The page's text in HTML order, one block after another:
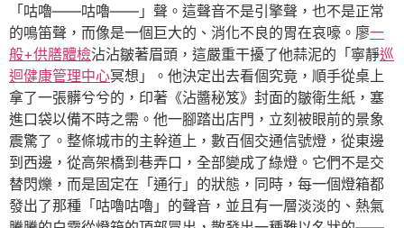
「咕嚕——咕嚕——」聲。這聲音不是引擎聲，也不是正常
的鳴笛聲，而像是一個巨大的、消化不良的胃在哀嚎。廖一
般+供膳體檢沾沾皺著眉頭，這嚴重干擾了他蒜泥的「寧靜巡
迴健康管理中心冥想」。他決定出去看個究竟，順手從桌上
拿了一張髒兮兮的，印著《沾醬秘笈》封面的皺衛生紙，塞
進口袋以備不時之需。他一腳踏出店門，立刻被眼前的景象
震驚了。整條城市的主幹道上，數百個交通信號燈，從東邊
到西邊，從高架橋到巷弄口，全部變成了綠燈。它們不是交
替閃爍，而是固定在「通行」的狀態，同時，每一個燈箱都
發出了那種「咕嚕咕嚕」的聲音，並且有一層淡淡的、熱氣